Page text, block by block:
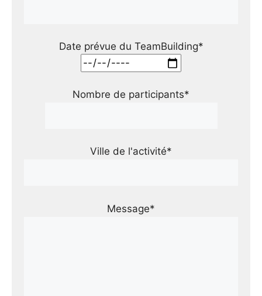
Date prévue du TeamBuilding*
Nombre de participants*
Ville de l'activité*
Message*